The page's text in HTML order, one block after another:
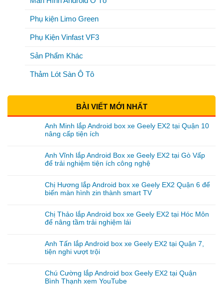
Phụ kiện Limo Green
Phụ Kiện Vinfast VF3
Sản Phẩm Khác
Thảm Lót Sàn Ô Tô
BÀI VIẾT MỚI NHẤT
Anh Minh lắp Android box xe Geely EX2 tại Quận 10
nâng cấp tiện ích
Anh Vĩnh lắp Android Box xe Geely EX2 tại Gò Vấp
để trải nghiệm tiện ích công nghệ
Chị Hương lắp Android box xe Geely EX2 Quận 6 để
biến màn hình zin thành smart TV
Chị Thảo lắp Android box xe Geely EX2 tại Hóc Môn
để nâng tầm trải nghiệm lái
Anh Tấn lắp Android box xe Geely EX2 tại Quận 7,
tiện nghi vượt trội
Chú Cường lắp Android box Geely EX2 tại Quận
Bình Thạnh xem YouTube